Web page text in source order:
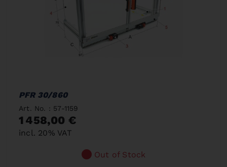
PFR 30/860
Art. No. : 57-1159
1 458,00 €
incl. 20% VAT
Out of Stock